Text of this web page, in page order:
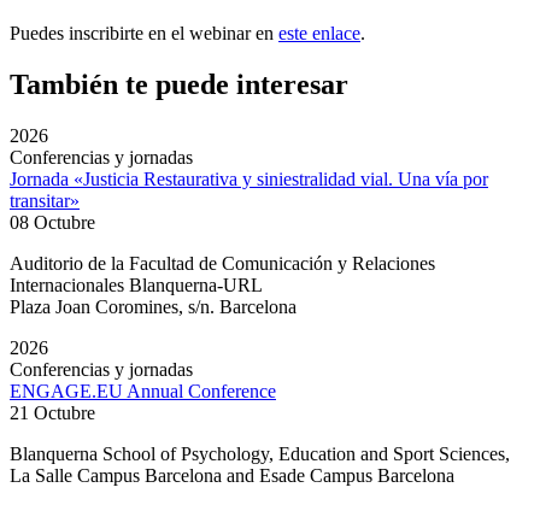
Puedes inscribirte en el webinar en este enlace.
También te puede interesar
2026
Conferencias y jornadas
Jornada «Justicia Restaurativa y siniestralidad vial. Una vía por
transitar»
08 Octubre
Auditorio de la Facultad de Comunicación y Relaciones
Internacionales Blanquerna-URL
Plaza Joan Coromines, s/n. Barcelona
2026
Conferencias y jornadas
ENGAGE.EU Annual Conference
21 Octubre
Blanquerna School of Psychology, Education and Sport Sciences,
La Salle Campus Barcelona and Esade Campus Barcelona